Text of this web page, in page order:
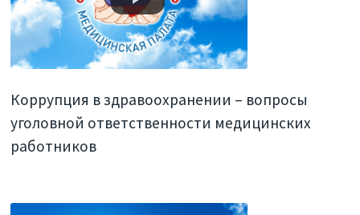
Коррупция в здравоохранении – вопросы
уголовной ответственности медицинских
работников